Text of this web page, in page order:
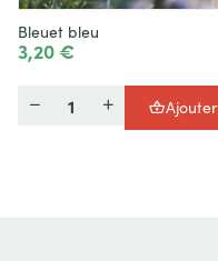
Bleuet bleu
3,20 €
Ajouter